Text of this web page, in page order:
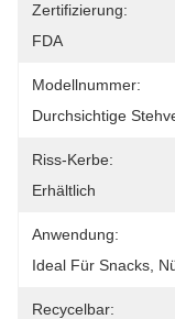
Zertifizierung:
FDA
Modellnummer:
Durchsichtige
Riss-Kerbe:
Erhältlich
Anwendung:
Ideal Für Snacks,
Recycelbar: